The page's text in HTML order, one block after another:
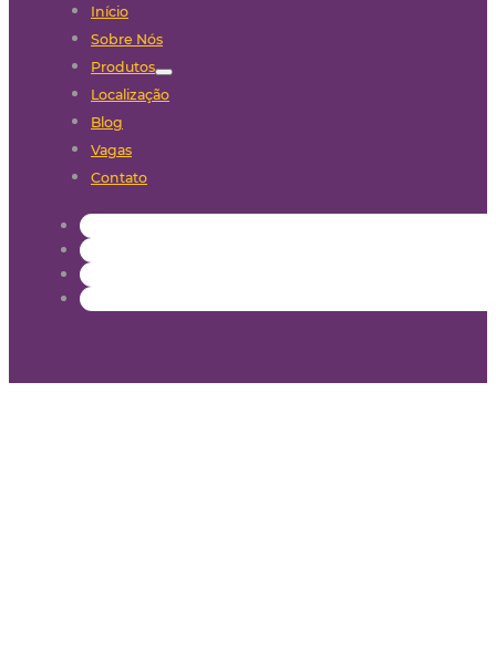
Início
Sobre Nós
Produtos
Localização
Blog
Vagas
Contato